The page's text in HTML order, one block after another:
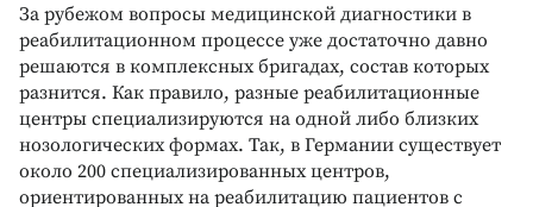
За рубежом вопросы медицинской диагностики в
реабилитационном процессе уже достаточно давно
решаются в комплексных бригадах, состав которых
разнится. Как правило, разные реабилитационные
центры специализируются на одной либо близких
нозологических формах. Так, в Германии существует
около 200 специализированных центров,
ориентированных на реабилитацию пациентов с